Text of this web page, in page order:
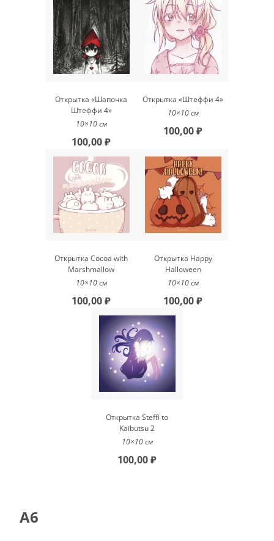
Открытка «Шапочка
Штеффи 4»
10×10 см
100,00 ₽
Открытка «Штеффи 4»
10×10 см
100,00 ₽
Открытка Cocoa with
Marshmallow
10×10 см
100,00 ₽
Открытка Happy
Halloween
10×10 см
100,00 ₽
Открытка Steffi to
Kaibutsu 2
10×10 см
100,00 ₽
A6